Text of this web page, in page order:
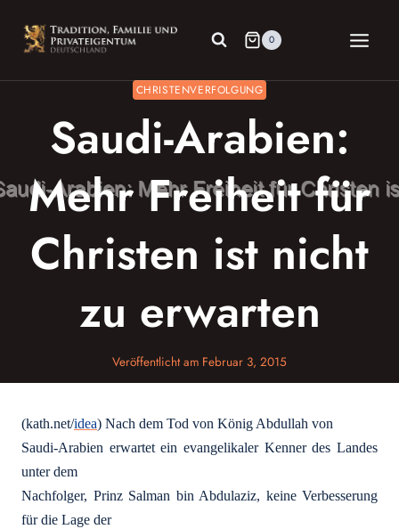
Inhalt
springen
0
CHRISTENVERFOLGUNG
Saudi-Arabien:
Mehr Freiheit für
Christen ist nicht
zu erwarten
Veröffentlicht am Februar 3, 2015
(kath.net/idea) Nach dem Tod von König Abdullah von
Saudi-Arabien erwartet ein evangelikaler Kenner des Landes
unter dem
Nachfolger, Prinz Salman bin Abdulaziz, keine Verbesserung
für die Lage der